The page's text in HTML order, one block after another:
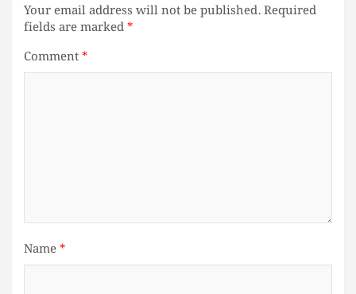
Your email address will not be published.Required
fields are marked*
Comment*
Name*